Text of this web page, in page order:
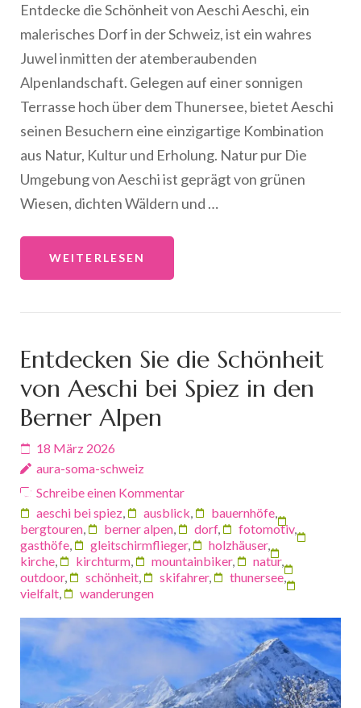
Entdecke die Schönheit von Aeschi Aeschi, ein
malerisches Dorf in der Schweiz, ist ein wahres
Juwel inmitten der atemberaubenden
Alpenlandschaft. Gelegen auf einer sonnigen
Terrasse hoch über dem Thunersee, bietet Aeschi
seinen Besuchern eine einzigartige Kombination
aus Natur, Kultur und Erholung. Natur pur Die
Umgebung von Aeschi ist geprägt von grünen
Wiesen, dichten Wäldern und …
WEITERLESEN
Entdecken Sie die Schönheit
von Aeschi bei Spiez in den
Berner Alpen
18 März 2026
aura-soma-schweiz
Schreibe einen Kommentar
aeschi bei spiez, ausblick, bauernhöfe,
bergtouren, berner alpen, dorf, fotomotiv,
gasthöfe, gleitschirmflieger, holzhäuser,
kirche, kirchturm, mountainbiker, natur,
outdoor, schönheit, skifahrer, thunersee,
vielfalt, wanderungen